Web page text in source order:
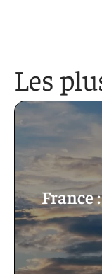
Les
France